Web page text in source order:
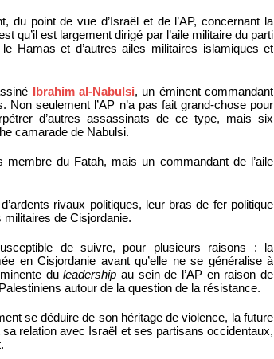
du point de vue d’Israël et de l’AP, concernant la
qu’il est largement dirigé par l’aile militaire du parti
Hamas et d’autres ailes militaires islamiques et
Ibrahim al-Nabulsi, un éminent commandant
seulement l’AP n’a pas fait grand-chose pour
d’autres assassinats de ce type, mais six
camarade de Nabulsi.
du Fatah, mais un commandant de l’aile
rivaux politiques, leur bras de fer politique
de Cisjordanie.
de suivre, pour plusieurs raisons : la
en Cisjordanie avant qu’elle ne se généralise à
duleadership au sein de l’AP en raison de
autour de la question de la résistance.
se déduire de son héritage de violence, la future
relation avec Israël et ses partisans occidentaux,